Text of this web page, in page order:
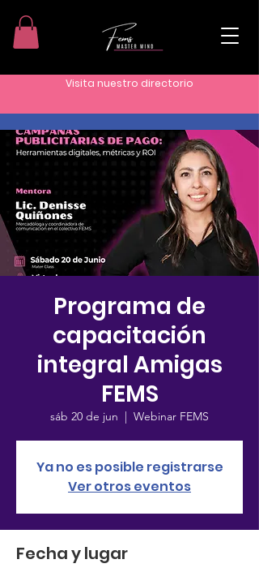
Visita nuestro directorio
Programa de
capacitación
integral Amigas
FEMS
sáb 20 de jun
  |
Webinar FEMS
Ya no es posible registrarse
Ver otros eventos
Fecha y lugar